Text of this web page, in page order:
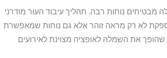
נוחות רבה. תהליך עיבוד העור מודרני
לא רק מראה זוהר אלא גם נוחות שמאפשרת
את השמלה לאופציה מצוינת לאירועים